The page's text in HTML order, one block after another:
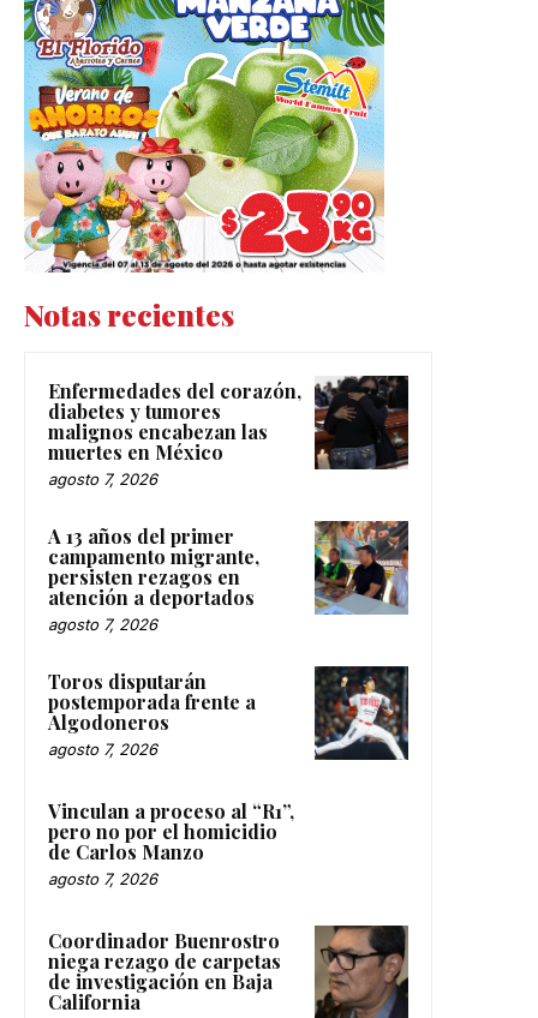
Notas recientes
Enfermedades del corazón,
diabetes y tumores
malignos encabezan las
muertes en México
agosto 7, 2026
A 13 años del primer
campamento migrante,
persisten rezagos en
atención a deportados
agosto 7, 2026
Toros disputarán
postemporada frente a
Algodoneros
agosto 7, 2026
Vinculan a proceso al “R1”,
pero no por el homicidio
de Carlos Manzo
agosto 7, 2026
Coordinador Buenrostro
niega rezago de carpetas
de investigación en Baja
California